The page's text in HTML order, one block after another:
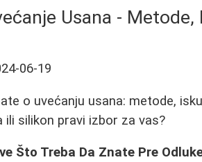
Usana -
06-19
o uvećanju usana: metode,
ili silikon pravi izbor za vas?
Što Treba Da Znate Pre